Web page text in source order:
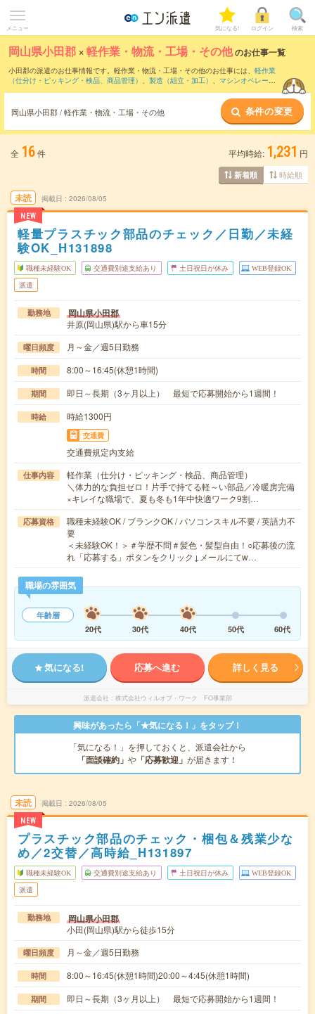
メニュー 気になる! ログイン 検索
岡山県小田郡 ×軽作業・物流・工場・その他のお仕事一覧
小田郡の派遣のお仕事情報です。軽作業・物流・工場・その他のお仕事には、 軽作業
（仕分け・ピッキング・検品、商品管理） 、 製造（組立・加工） 、 マシンオペレータ
岡山県小田郡 / 軽作業・物流・工場・その他 条件の変更
全 16件 平均時給: 1,231 円
新着順 時給順
未読
NEW
掲載日 2026/08/05
軽量プラスチック部品のチェック／日勤／未経
験OK_H131898
職種未経験OK 交通費別途支給あり 土日祝日が休み WEB登録OK
派遣
勤務地 岡山県小田郡
井原(岡山県)駅から車15分
曜日頻度 月～金／週5日勤務
時間 8:00～16:45(休憩1時間)
期間 即日～長期（3ヶ月以上） 最短で応募開始から1週間！
時給 時給1300円
交通費
交通費規定内支給
仕事内容
軽作業（仕分け・ピッキング・検品、商品管理）
＼体力的な負担ゼロ！片手で持てる軽～い部品／冷暖房完備
×キレイな職場で、夏も冬も1年中快適ワーク9割…
応募資格
職種未経験OK / ブランクOK / パソコンスキル不要 / 英語力不
要
＜未経験OK！＞＃学歴不問＃髪色・髪型自由！○応募後の流
れ「応募する」ボタンをクリック↓メールにてw…
職場の雰囲気
年齢層
20代
30代 40代 50代 60代
気になる! 応募へ進む 詳しく見る
派遣会社 株式会社ウィルオブ・ワーク FO事業部
興味があったら「★気になる！」をタップ！
「気になる！」を押しておくと、派遣会社から
「面談確約」 や 「応募歓迎」 が届きます！
未読
NEW
掲載日 2026/08/05
プラスチック部品のチェック・梱包＆残業少な
め／2交替／高時給_H131897
職種未経験OK 交通費別途支給あり 土日祝日が休み WEB登録OK
派遣
勤務地 岡山県小田郡
小田(岡山県)駅から徒歩15分
曜日頻度 月～金／週5日勤務
時間 8:00～16:45(休憩1時間)20:00～4:45(休憩1時間)
期間 即日～長期（3ヶ月以上） 最短で応募開始から1週間！